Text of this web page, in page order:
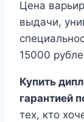
Цена
выдачи,
15000
Купить
гарантией
тех, кто